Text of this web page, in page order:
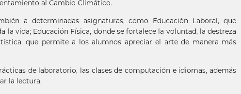
al Cambio Climático.
a determinadas asignaturas, como Educación Laboral, que
la vida; Educación Física, donde se fortalece la voluntad, la destreza
que permite a los alumnos apreciar el arte de manera más
de laboratorio, las clases de computación e idiomas, además
la lectura.